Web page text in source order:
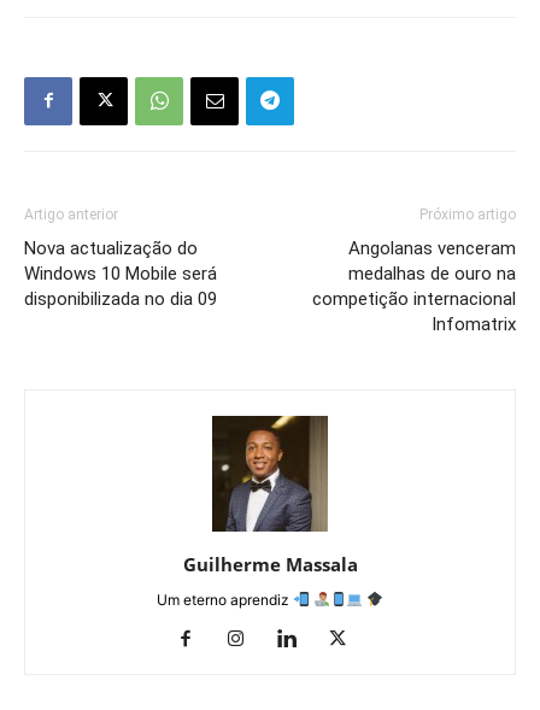
Artigo anterior
Nova actualização do
Windows 10 Mobile será
disponibilizada no dia 09
Próximo artigo
Angolanas venceram
medalhas de ouro na
competição internacional
Infomatrix
Guilherme Massala
Um eterno aprendiz